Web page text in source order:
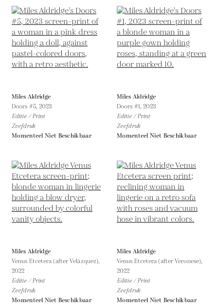
Miles Aldridge
Doors #5, 2023
Editie / Print
Zeefdruk
Momenteel Niet Beschikbaar
Miles Aldridge
Doors #1, 2023
Editie / Print
Zeefdruk
Momenteel Niet Beschikbaar
Miles Aldridge
Venus Etcetera (after Velázquez),
2022
Editie / Print
Zeefdruk
Momenteel Niet Beschikbaar
Miles Aldridge
Venus Etcetera (after Veronese),
2022
Editie / Print
Zeefdruk
Momenteel Niet Beschikbaar